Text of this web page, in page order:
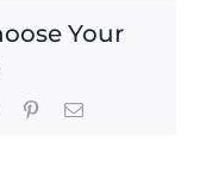
Your
Tumblr PinterestEmail